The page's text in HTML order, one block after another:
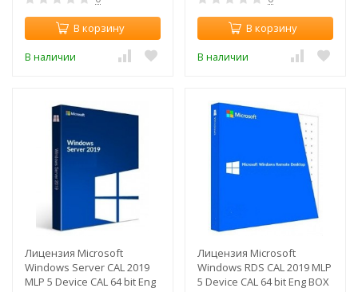
В корзину
В наличии
В корзину
В наличии
Лицензия Microsoft
Windows Server CAL 2019
MLP 5 Device CAL 64 bit Eng
Лицензия Microsoft
Windows RDS CAL 2019 MLP
5 Device CAL 64 bit Eng BOX